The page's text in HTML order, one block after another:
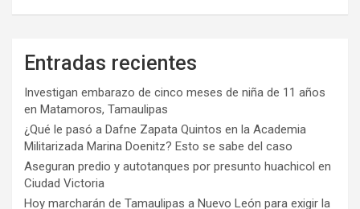
Entradas recientes
Investigan embarazo de cinco meses de niña de 11 años
en Matamoros, Tamaulipas
¿Qué le pasó a Dafne Zapata Quintos en la Academia
Militarizada Marina Doenitz? Esto se sabe del caso
Aseguran predio y autotanques por presunto huachicol en
Ciudad Victoria
Hoy marcharán de Tamaulipas a Nuevo León para exigir la